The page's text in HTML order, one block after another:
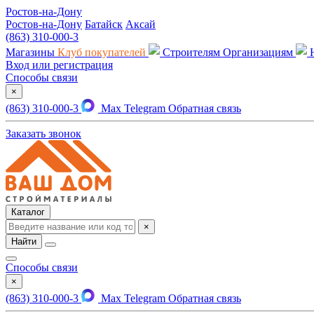
Ростов-на-Дону
Ростов-на-Дону Батайск Аксай
(863) 310-000-3
Магазины Клуб покупателей Строителям Организациям
Вход или регистрация
Способы связи
×
(863) 310-000-3 Max Telegram Обратная связь
Заказать звонок
Каталог
×
Найти
Способы связи
×
(863) 310-000-3 Max Telegram Обратная связь